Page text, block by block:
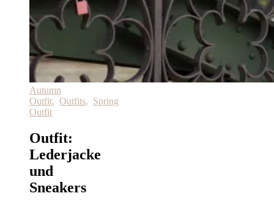
Autumn
Outfit, Outfits, Spring
Outfit
Outfit:
Lederjacke
und
Sneakers